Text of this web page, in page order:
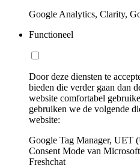
Google Analytics, Clarity,
Functioneel
Door deze diensten te
bieden die verder gaan dan
website comfortabel
gebruiken we de volgende
website:
Google Tag Manager, UET
Consent Mode van
Freshchat